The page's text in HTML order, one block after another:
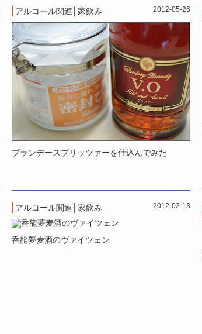
アルコール関連 家飲み 2012-05-26
ブランデースプリッツァーを仕込んでみた
アルコール関連 家飲み 2012-02-13
呑龍夢麦酒のヴァイツェン